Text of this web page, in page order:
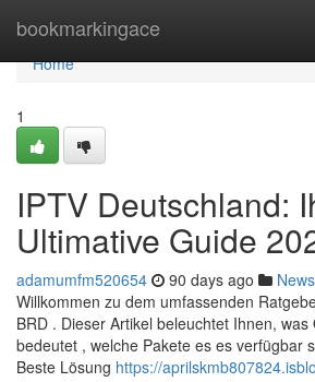
bookmarkingace
Home
Home
1
IPTV Deutschland:
Ultimative Guide
adamumfm520654 90 days ago News
Willkommen zu dem umfassenden
BRD . Dieser Artikel beleuchtet Ihnen, was
bedeutet , welche Pakete es es verfügbar
Beste Lösung https://